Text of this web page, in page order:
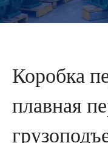
Коробка
плавная